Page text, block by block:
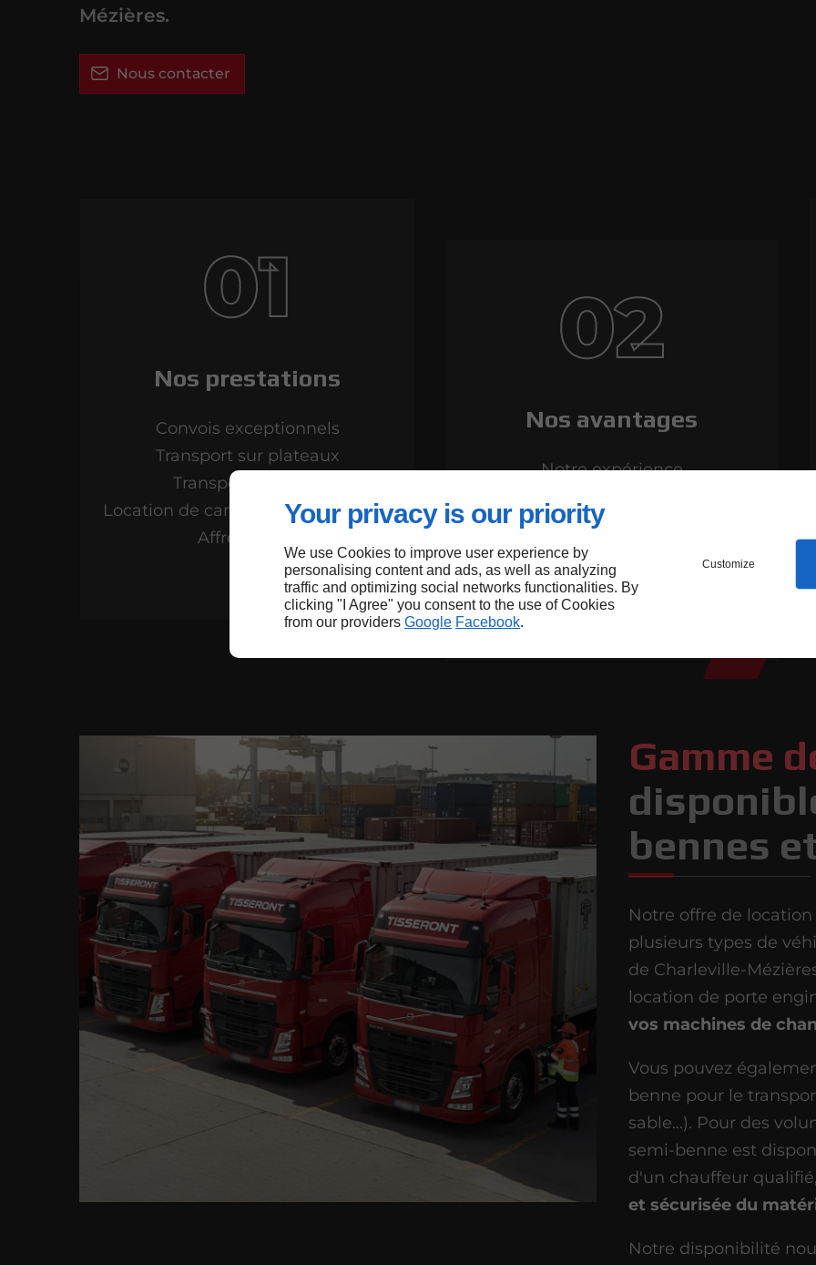
Your privacy is our priority
We use Cookies to improve user experience by
personalising content and ads, as well as analyzing
traffic and optimizing social networks functionalities. By
clicking "I Agree" you consent to the use of Cookies
from our providers Google Facebook.
Customize
Mézières.
Nous contacter
01
Nos prestations
Convois exceptionnels
Transport sur plateaux
Transport forestier
Location de camion avec chauffeur
Affrètement
02
Nos avantages
Notre expérience
Notre disponibilité
Gamme
bennes
Notre offre de
plusieurs types de
de Charleville-
location de porte
vos machines de
Vous pouvez
benne pour le
sable...). Pour des
semi-benne est
d'un chauffeur
et sécurisée du
Notre disponibilité